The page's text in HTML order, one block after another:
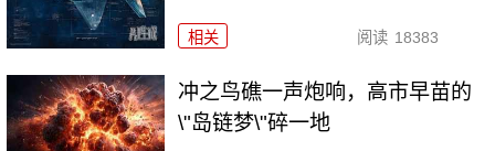
相关 阅读 18383
冲之鸟礁一声炮响，高市早苗的
\"岛链梦\"碎一地